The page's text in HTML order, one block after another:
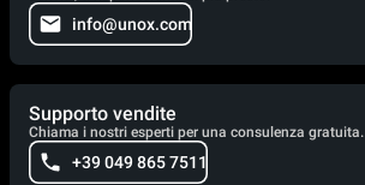
info@unox.com
Supporto vendite
Chiama i nostri esperti per una consulenza gratuita.
+39 049 865 7511